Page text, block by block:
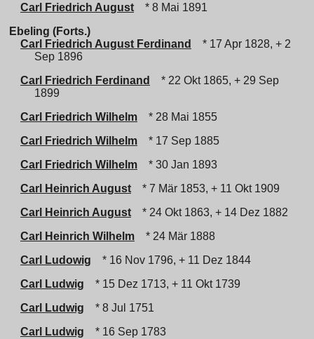
Carl Friedrich August
* 8 Mai 1891
Ebeling (Forts.)
Carl Friedrich August Ferdinand
* 17 Apr 1828, + 2
Sep 1896
Carl Friedrich Ferdinand
* 22 Okt 1865, + 29 Sep
1899
Carl Friedrich Wilhelm
* 28 Mai 1855
Carl Friedrich Wilhelm
* 17 Sep 1885
Carl Friedrich Wilhelm
* 30 Jan 1893
Carl Heinrich August
* 7 Mär 1853, + 11 Okt 1909
Carl Heinrich August
* 24 Okt 1863, + 14 Dez 1882
Carl Heinrich Wilhelm
* 24 Mär 1888
Carl Ludowig
* 16 Nov 1796, + 11 Dez 1844
Carl Ludwig
* 15 Dez 1713, + 11 Okt 1739
Carl Ludwig
* 8 Jul 1751
Carl Ludwig
* 16 Sep 1783